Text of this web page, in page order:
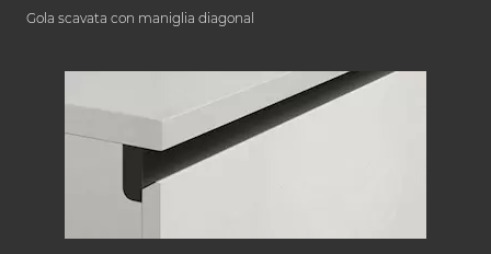
Gola scavata con maniglia diagonal